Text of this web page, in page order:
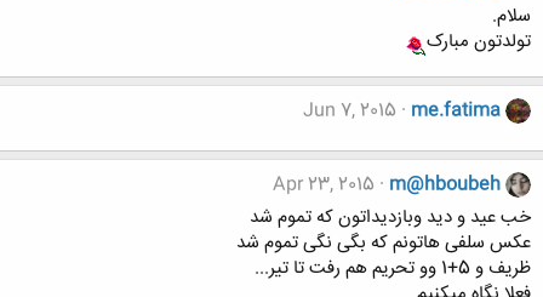
سلام.
تولدتون مبارک
me.fatima
Jun 7, 2015
m@hboubeh
Apr 23, 2015
خب عید و دید وبازدیداتون که تموم شد
عکس سلفی هاتونم که بگی نگی تموم شد
ظریف و 5+1 وو تحریم هم رفت تا تیر...